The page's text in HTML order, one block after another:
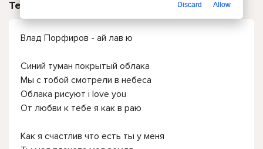
Текст песни
Влад Порфиров - ай лав ю
Синий туман покрытый облака
Мы с тобой смотрели в небеса
Облака рисуют i love you
От любви к тебе я как в раю
Как я счастлив что есть ты у меня
Discard Allow